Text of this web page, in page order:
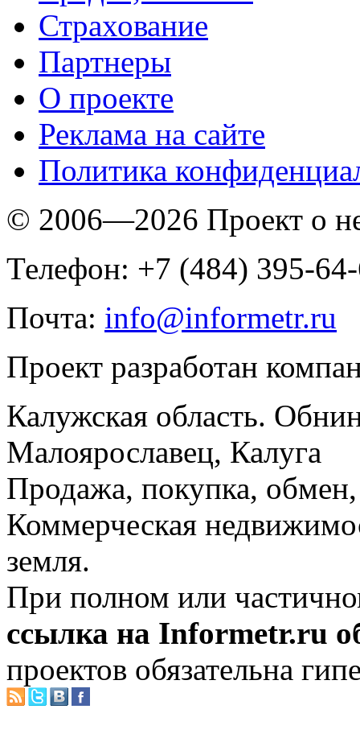
Страхование
Партнеры
O проекте
Реклама на сайте
Политика
© 2006—2026 Проект о
Телефон: +7 (484) 395-
Почта: info@informetr.ru
Проект разработан
Калужская область.
Малоярославец, Калуга
Продажа, покупка, обмен,
Коммерческая
земля.
При полном или
ссылка на Informetr.ru
проектов обязательна